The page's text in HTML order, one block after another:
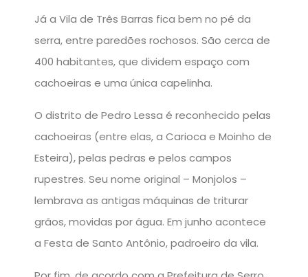
Já a Vila de Três Barras fica bem no pé da
serra, entre paredões rochosos. São cerca de
400 habitantes, que dividem espaço com
cachoeiras e uma única capelinha.
O distrito de Pedro Lessa é reconhecido pelas
cachoeiras (entre elas, a Carioca e Moinho de
Esteira), pelas pedras e pelos campos
rupestres. Seu nome original – Monjolos –
lembrava as antigas máquinas de triturar
grãos, movidas por água. Em junho acontece
a Festa de Santo Antônio, padroeiro da vila.